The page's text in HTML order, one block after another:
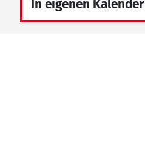
In eigenen